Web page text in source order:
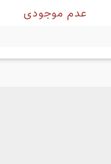
عدم موجودی